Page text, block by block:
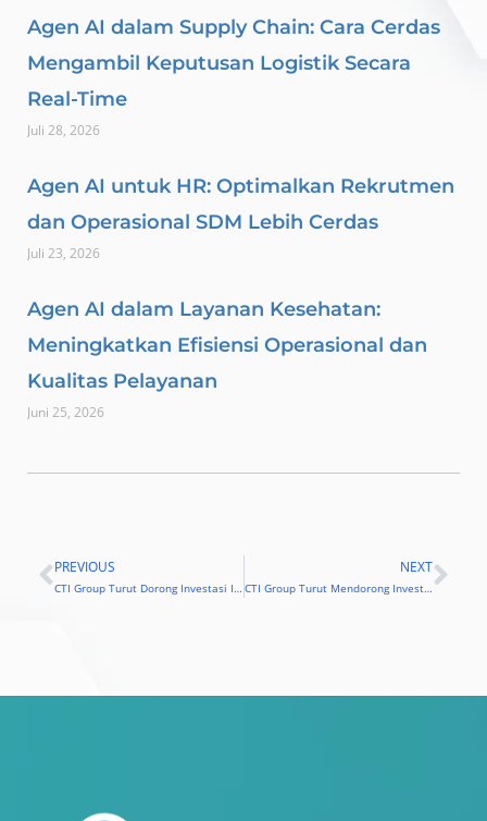
Agen AI dalam Supply Chain: Cara Cerdas
Mengambil Keputusan Logistik Secara
Real-Time
Juli 28, 2026
Agen AI untuk HR: Optimalkan Rekrutmen
dan Operasional SDM Lebih Cerdas
Juli 23, 2026
Agen AI dalam Layanan Kesehatan:
Meningkatkan Efisiensi Operasional dan
Kualitas Pelayanan
Juni 25, 2026
Prev
PREVIOUS
CTI Group Turut Dorong Investasi Infrastruktur Digital
NEXT
CTI Group Turut Mendorong Investasi Infrastruktur Digital di Acara Golden Circle Club